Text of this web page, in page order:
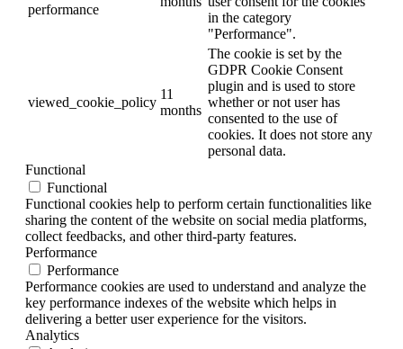
performance
in the category
"Performance".
viewed_cookie_policy
11
months
The cookie is set by the
GDPR Cookie Consent
plugin and is used to store
whether or not user has
consented to the use of
cookies. It does not store any
personal data.
Functional
Functional
Functional cookies help to perform certain functionalities like
sharing the content of the website on social media platforms,
collect feedbacks, and other third-party features.
Performance
Performance
Performance cookies are used to understand and analyze the
key performance indexes of the website which helps in
delivering a better user experience for the visitors.
Analytics